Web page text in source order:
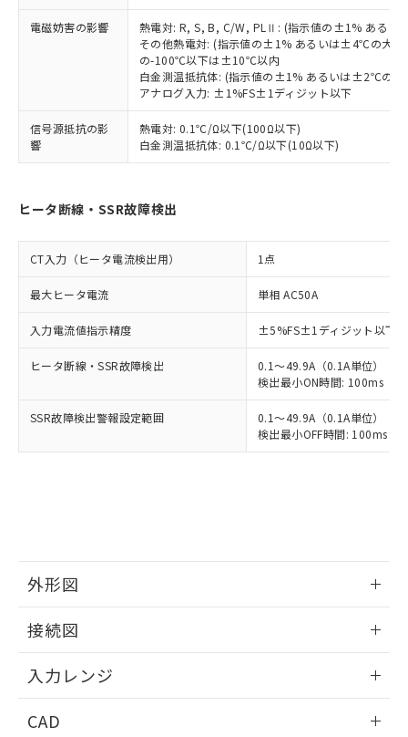
電磁妨害の影響
熱電対: R, S, B, C/W, PLⅡ: (指示値の±1% ある
その他熱電対: (指示値の±1% あるいは±4℃の大き
の-100℃以下は±10℃以内
白金測温抵抗体: (指示値の±1% あるいは±2℃の大
アナログ入力: ±1%FS±1ディジット以下
信号源抵抗の影
響
熱電対: 0.1℃/Ω以下(100Ω以下)
白金測温抵抗体: 0.1℃/Ω以下(10Ω以下)
ヒータ断線・SSR故障検出
CT入力（ヒータ電流検出用） 1点
最大ヒータ電流 単相 AC50A
入力電流値指示精度 ±5%FS±1ディジット以下
ヒータ断線・SSR故障検出
0.1～49.9A（0.1A単位）
検出最小ON時間: 100ms（
SSR故障検出警報設定範囲
0.1～49.9A（0.1A単位）
検出最小OFF時間: 100ms（
外形図
接続図
入力レンジ
CAD